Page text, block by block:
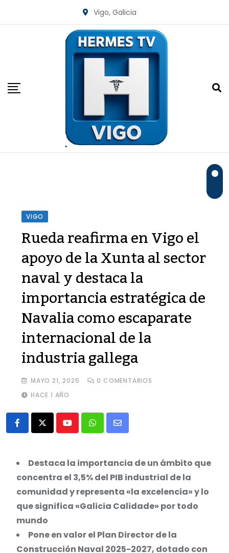
Vigo, Galicia
VIGO
Rueda reafirma en Vigo el
apoyo de la Xunta al sector
naval y destaca la
importancia estratégica de
Navalia como escaparate
internacional de la
industria gallega
MAYO 21, 2025 0 COMENTARIOS
HACE 1 AÑO
YoutubeWhatsapp
Share
Email
Destaca la importancia de un ámbito que
concentra el 3,5% del PIB industrial de la
comunidad y representa «la excelencia» y lo
que significa «Galicia Calidade» por todo
mundo
Pone en valor el Plan Director de la
Construcción Naval 2025-2027, dotado con